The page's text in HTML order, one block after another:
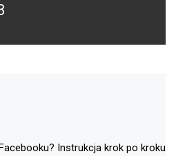
Instrukcja krok po kroku